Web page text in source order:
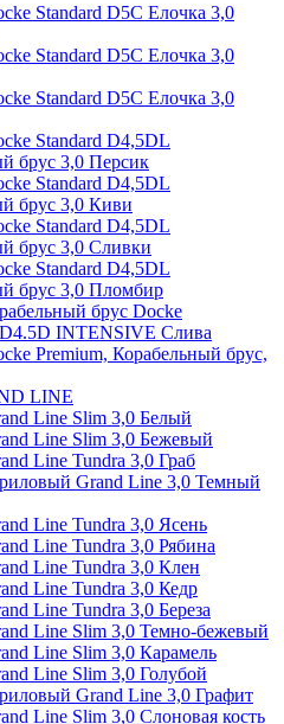
Standard D5C Елочка 3,0
Standard D5C Елочка 3,0
Standard D5C Елочка 3,0
Standard D4,5DL
брус 3,0 Персик
Standard D4,5DL
брус 3,0 Киви
Standard D4,5DL
брус 3,0 Сливки
Standard D4,5DL
брус 3,0 Пломбир
брус Docke
INTENSIVE Слива
Premium, Корабельный брус,
LINE
Line Slim 3,0 Белый
Line Slim 3,0 Бежевый
Line Tundra 3,0 Граб
Grand Line 3,0 Темный
Line Tundra 3,0 Ясень
Line Tundra 3,0 Рябина
Line Tundra 3,0 Клен
Line Tundra 3,0 Кедр
Line Tundra 3,0 Береза
Line Slim 3,0 Темно-бежевый
Line Slim 3,0 Карамель
Line Slim 3,0 Голубой
Grand Line 3,0 Графит
Line Slim 3,0 Слоновая кость